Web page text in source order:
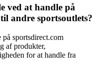
ved at handle på
andre sportsoutlets?
sportsdirect.com
af produkter,
for at handle fra